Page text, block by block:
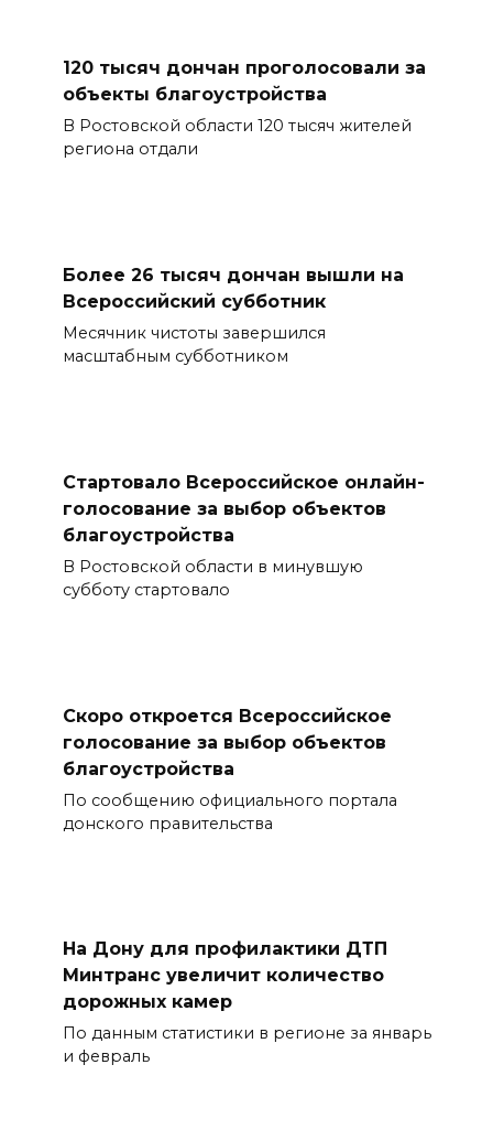
120 тысяч дончан проголосовали за
объекты благоустройства
В Ростовской области 120 тысяч жителей
региона отдали
Более 26 тысяч дончан вышли на
Всероссийский субботник
Месячник чистоты завершился
масштабным субботником
Стартовало Всероссийское онлайн-
голосование за выбор объектов
благоустройства
В Ростовской области в минувшую
субботу стартовало
Скоро откроется Всероссийское
голосование за выбор объектов
благоустройства
По сообщению официального портала
донского правительства
На Дону для профилактики ДТП
Минтранс увеличит количество
дорожных камер
По данным статистики в регионе за январь
и февраль